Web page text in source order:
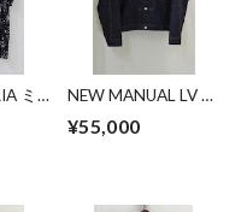
ミ
NEW MANUAL LV T-
JACKET
¥55,000